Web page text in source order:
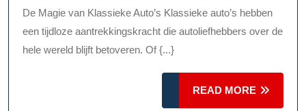
Klassieke
Auto’s
De Magie van Klassieke Auto’s Klassieke auto’s hebben
een tijdloze aantrekkingskracht die autoliefhebbers over de
hele wereld blijft betoveren. Of {...}
READ MORE
MORE